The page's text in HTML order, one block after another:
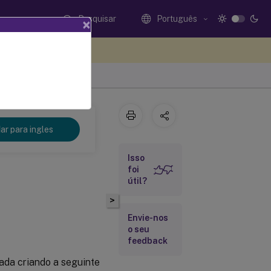
Pesquisar Português
para ingles
criando a seguinte
>
Isso
foi
útil?
Envie-nos
o seu
feedback
×